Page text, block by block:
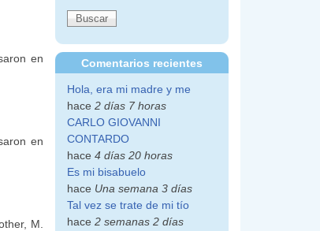
en
en
M.
Comentarios recientes
Hola, era mi madre y me
hace2 días 7 horas
CARLO GIOVANNI
CONTARDO
hace4 días 20 horas
Es mi bisabuelo
hace Una semana 3 días
Tal vez se trate de mi tío
hace2 semanas 2 días